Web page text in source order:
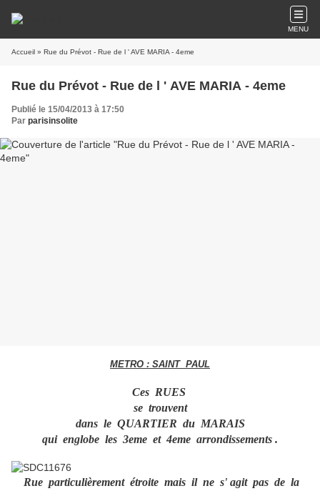
MENU
Accueil » Rue du Prévot - Rue de l ' AVE MARIA - 4eme
Rue du Prévot - Rue de l ' AVE MARIA - 4eme
Publié le 15/04/2013 à 17:50
Par parisinsolite
METRO : SAINT PAUL
Ces RUES
se trouvent
dans le QUARTIER du MARAIS
qui englobe les 3eme et 4eme arrondissements .
Rue particulièrement étroite mais il ne s' agit pas de la